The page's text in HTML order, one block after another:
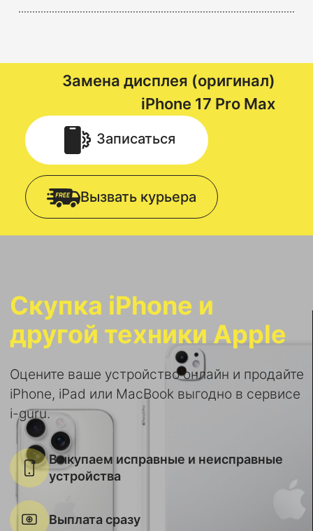
Замена дисплея (оригинал)
iPhone 17 Pro Max
Записаться
Вызвать курьера
Скупка iPhone и
другой техники Apple
Оцените ваше устройство онлайн и продайте
iPhone, iPad или MacBook выгодно в сервисе
i-guru.
Выкупаем исправные и неисправные
устройства
Выплата сразу